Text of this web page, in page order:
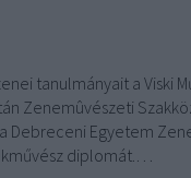
tanulmányait a Viski
Zenemûvészeti
Debreceni Egyetem
diplomát.…